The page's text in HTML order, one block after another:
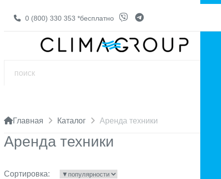
0 (800) 330 353 *бесплатно
Главная Каталог Aренда техники
Aренда техники
Сортировка: